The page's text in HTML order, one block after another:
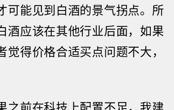
可能见到白酒的景气拐点。所
酒应该在其他行业后面， 如果
觉得价格合适买点问题不大，